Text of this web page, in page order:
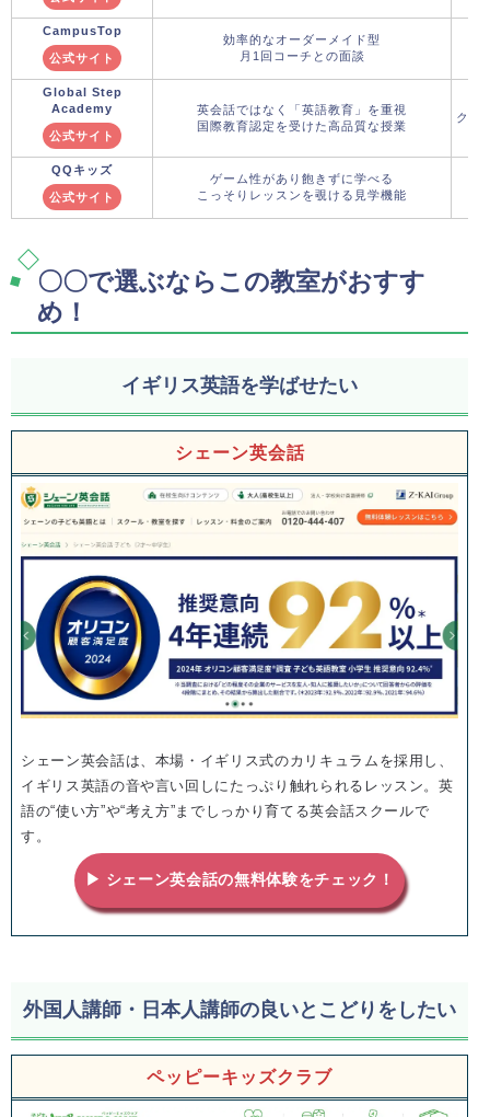
CampusTop
公式サイト
効率的なオーダーメイド型
月1回コーチとの面談
Global Step
Academy
公式サイト
英会話ではなく「英語教育」を重視
国際教育認定を受けた高品質な授業
クー
QQキッズ
公式サイト
ゲーム性があり飽きずに学べる
こっそりレッスンを覗ける見学機能
〇〇で選ぶならこの教室がおすす
め！
イギリス英語を学ばせたい
シェーン英会話
シェーン英会話は、本場・イギリス式のカリキュラムを採用し、
イギリス英語の音や言い回しにたっぷり触れられるレッスン。英
語の“使い方”や“考え方”までしっかり育てる英会話スクールで
す。
▶ シェーン英会話の無料体験をチェック！
外国人講師・日本人講師の良いとこどりをしたい
ペッピーキッズクラブ